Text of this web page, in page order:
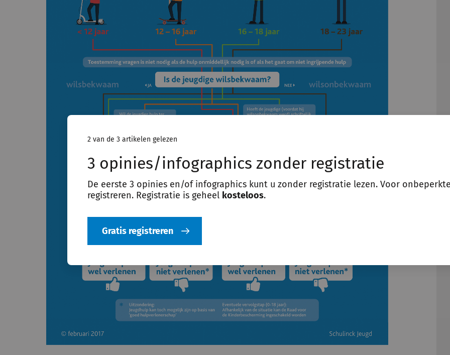
2 van de 3 artikelen gelezen
3 opinies/infographics zonder registratie
De eerste 3 opinies en/of infographics kunt u zonder registratie lezen. Voor
registreren. Registratie is geheel kosteloos.
Gratis registreren